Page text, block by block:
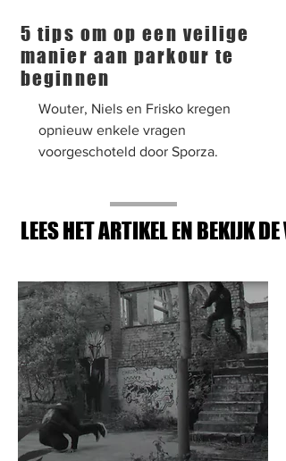
5 tips om op een veilige
manier aan parkour te
beginnen
Wouter, Niels en Frisko kregen
opnieuw enkele vragen
voorgeschoteld door Sporza.
LEES HET ARTIKEL EN BEKIJK DE